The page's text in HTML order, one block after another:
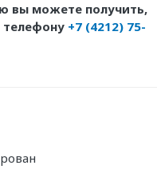
вы можете получить,
телефону +7 (4212) 75-